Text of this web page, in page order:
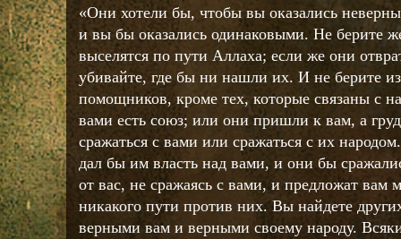
«Они хотели бы, чтобы вы оказались
и вы бы оказались одинаковыми. Не берите
выселятся по пути Аллаха; если же они
убивайте, где бы ни нашли их. И не берите
помощников, кроме тех, которые связаны с
вами есть союз; или они пришли к вам, а
сражаться с вами или сражаться с их
дал бы им власть над вами, и они бы
от вас, не сражаясь с вами, и предложат вам
никакого пути против них. Вы найдете
верными вам и верными своему народу.